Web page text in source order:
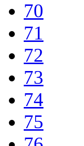
70
71
72
73
74
75